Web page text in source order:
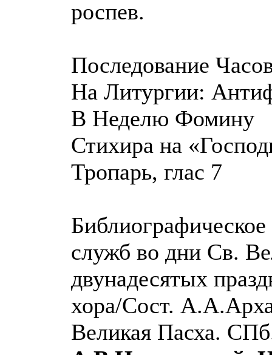
роспев.
Последование
На Литургии:
В Неделю Фомину
Стихира на
Тропарь, глас 7
служб во дни Св.
двунадесятых
хора/Сост.
Великая Пасха.